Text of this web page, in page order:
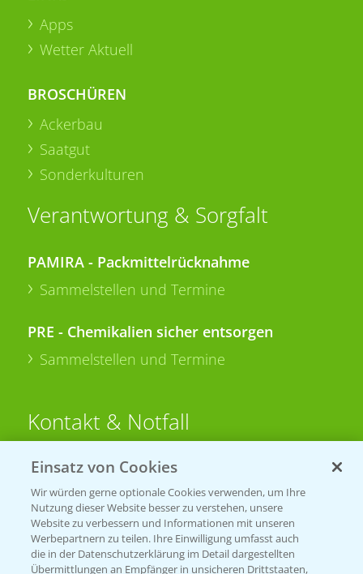
Apps
Wetter Aktuell
BROSCHÜREN
Ackerbau
Saatgut
Sonderkulturen
Verantwortung & Sorgfalt
PAMIRA - Packmittelrücknahme
Sammelstellen und Termine
PRE - Chemikalien sicher entsorgen
Sammelstellen und Termine
Kontakt & Notfall
Beratung auf WhatsApp
T.+49 (0)174 346 564 1
KONTAKT
Einsatz von Cookies
Wir würden gerne optionale Cookies verwenden, um Ihre
Nutzung dieser Website besser zu verstehen, unsere
Website zu verbessern und Informationen mit unseren
Werbepartnern zu teilen. Ihre Einwilligung umfasst auch
die in der Datenschutzerklärung im Detail dargestellten
Übermittlungen an Empfänger in unsicheren Drittstaaten,